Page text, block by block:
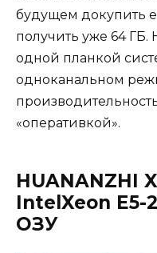
будущем докупить
получить уже 64 ГБ.
одной планкой
одноканальном
«оперативкой».
HUANANZHI
IntelXeon E5-
ОЗУ